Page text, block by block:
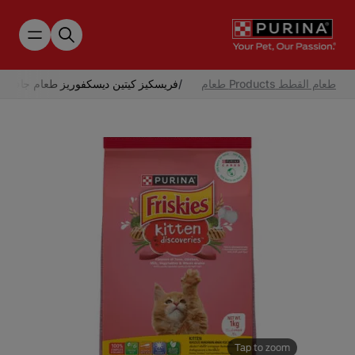
طعام القطط Products طعام /فريسكيز كيتين ديسكفوريز طعام جاف
Tap to zoom